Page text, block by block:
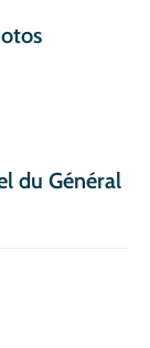
du Général